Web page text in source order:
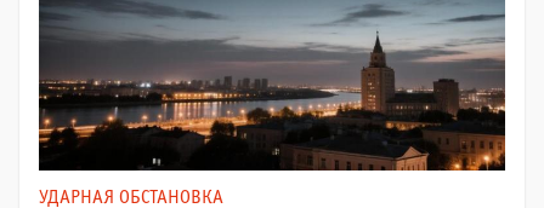
УДАРНАЯ ОБСТАНОВКА